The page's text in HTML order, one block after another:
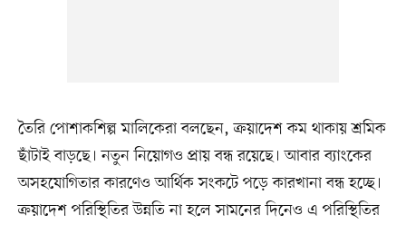
তৈরি পোশাকশিল্প মালিকেরা বলছেন, ক্রয়াদেশ কম থাকায় শ্রমিক
ছাঁটাই বাড়ছে। নতুন নিয়োগও প্রায় বন্ধ রয়েছে। আবার ব্যাংকের
অসহযোগিতার কারণেও আর্থিক সংকটে পড়ে কারখানা বন্ধ হচ্ছে।
ক্রয়াদেশ পরিস্থিতির উন্নতি না হলে সামনের দিনেও এ পরিস্থিতির